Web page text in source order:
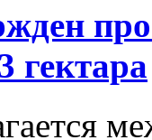
гектара